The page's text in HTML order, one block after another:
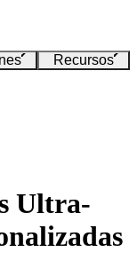
Recursos
Ultra-